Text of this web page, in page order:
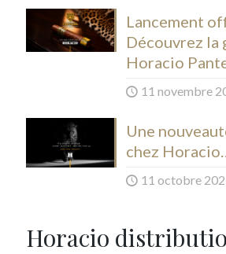
Lancement
Découvrez la
Horacio
11 novembre
Une
chez Horacio…
11 octobre
Horacio